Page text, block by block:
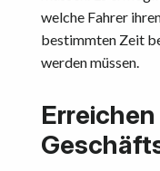
welche Fahrer
bestimmten Zeit
werden müssen.